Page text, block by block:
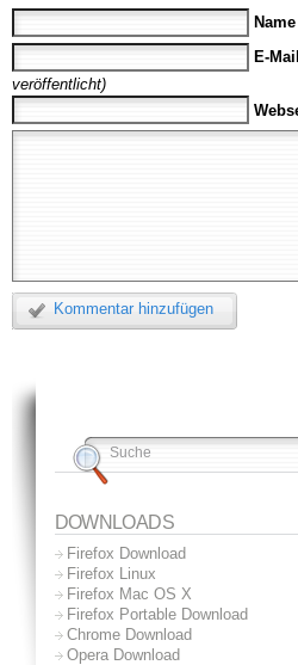
E-
veröffentlicht)
Kommentar hinzufügen
DOWNLOADS
Firefox Download
Firefox Linux
Firefox Mac OS X
Firefox Portable Download
Chrome Download
Opera Download